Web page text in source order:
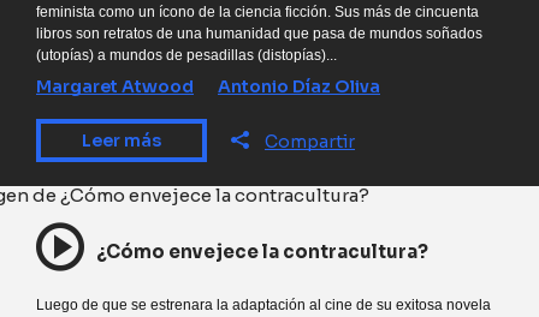
feminista como un ícono de la ciencia ficción. Sus más de cincuenta
libros son retratos de una humanidad que pasa de mundos soñados
(utopías) a mundos de pesadillas (distopías)...
Margaret Atwood Antonio Díaz Oliva
Leer más Compartir
¿Cómo envejece la contracultura?
Luego de que se estrenara la adaptación al cine de su exitosa novela